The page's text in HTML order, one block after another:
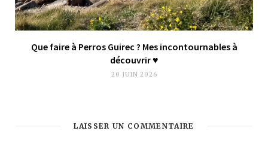
Que faire à Perros Guirec ? Mes incontournables à
découvrir ♥︎
20 JUIN 2026
LAISSER UN COMMENTAIRE